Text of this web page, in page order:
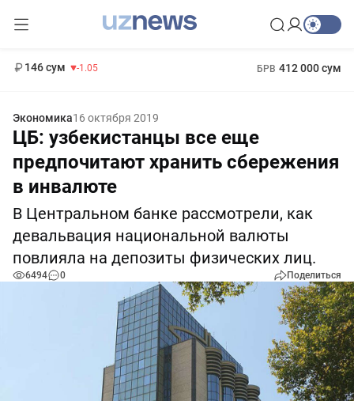
146 сум -1.05 БРВ 412 000 сум
Экономика16 октября 2019
ЦБ: узбекистанцы все еще
предпочитают хранить сбережения
в инвалюте
В Центральном банке рассмотрели, как
девальвация национальной валюты
повлияла на депозиты физических лиц.
6494 0 Поделиться